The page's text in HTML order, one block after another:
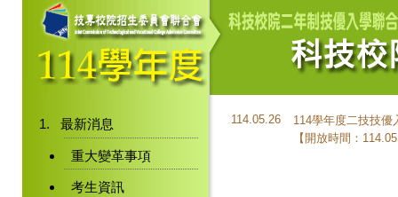
最新消息
重大變革事項
考生資訊
114.05.26
114學年度二技技優
【開放時間：